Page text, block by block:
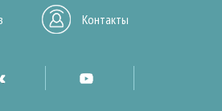
Контакты